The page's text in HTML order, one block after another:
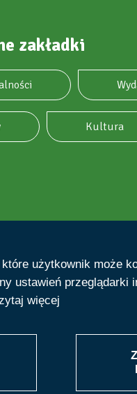
użytkownik może
ustawień przeglądarki
więcej
zakładki
Kultura